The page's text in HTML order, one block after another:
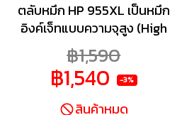
ตลับหมึก HP 955XL เป็นหมึก
อิงค์เจ็ทแบบความจุสูง (High
Yield) ที่ใช้กับเครื่องพิมพ์ HP
OfficeJet Pro ซีรีส์ เช่น 8710,
8720, 7740 และ 8210 ให้
คุณภาพงานพิมพ์คมชัดด้วย
฿1,590
฿1,540 -3%
สินค้าหมด